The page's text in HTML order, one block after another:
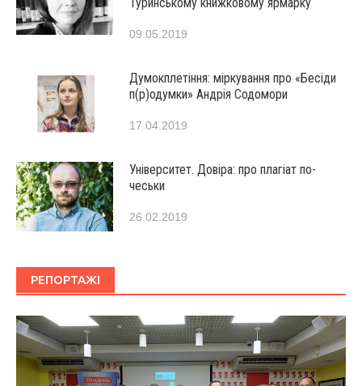
09.05.2019
Думокплетіння: міркування про «Бесіди
п(р)одумки» Андрія Содомори
17.04.2019
Університет. Довіра: про плагіат по-
чеськи
26.02.2019
РЕПОРТАЖІ